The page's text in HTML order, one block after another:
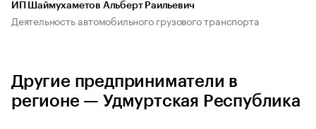
ИП Шаймухаметов Альберт Раильевич
Деятельность автомобильного грузового транспорта
Другие предприниматели в
регионе — Удмуртская Республика